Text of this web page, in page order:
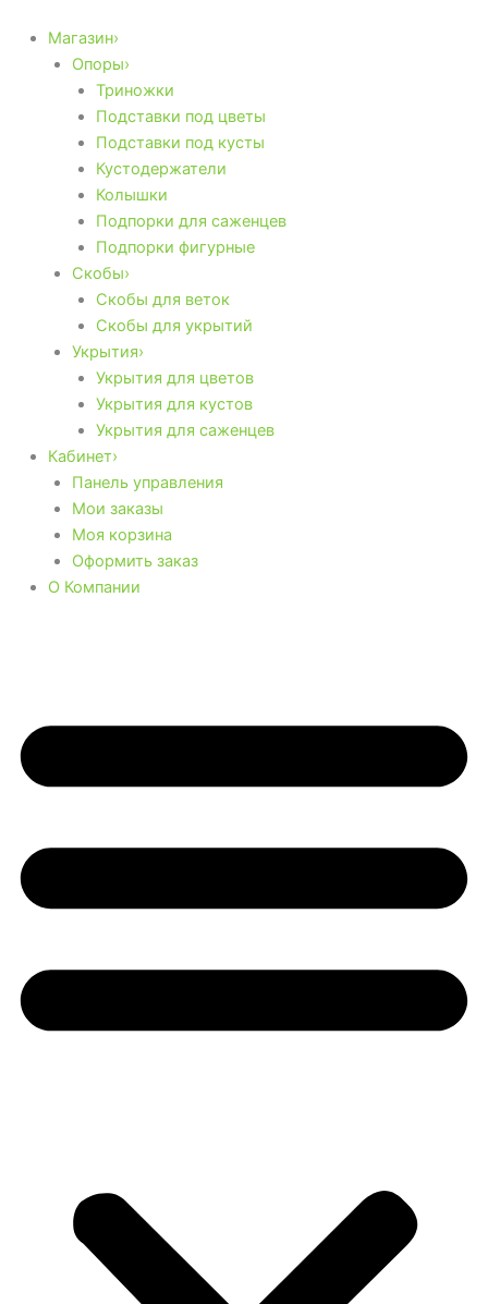
Магазин›
Опоры›
Триножки
Подставки под цветы
Подставки под кусты
Кустодержатели
Колышки
Подпорки для саженцев
Подпорки фигурные
Скобы›
Скобы для веток
Скобы для укрытий
Укрытия›
Укрытия для цветов
Укрытия для кустов
Укрытия для саженцев
Кабинет›
Панель управления
Мои заказы
Моя корзина
Оформить заказ
О Компании